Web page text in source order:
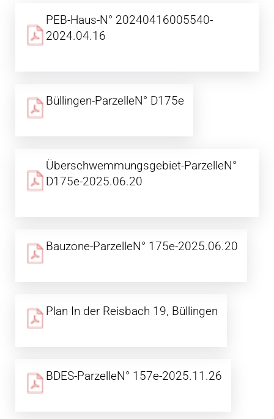
PEB-Haus-N° 20240416005540-
2024.04.16
Büllingen-ParzelleN° D175e
Überschwemmungsgebiet-ParzelleN°
D175e-2025.06.20
Bauzone-ParzelleN° 175e-2025.06.20
Plan In der Reisbach 19, Büllingen
BDES-ParzelleN° 157e-2025.11.26